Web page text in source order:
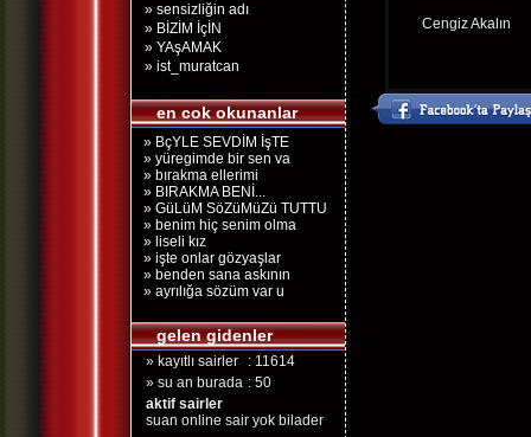
» sensizliğin adı
» BİZİM İçİN
» YAşAMAK
» ist_muratcan
en cok okunanlar
» BçYLE SEVDİM İşTE
» yüregimde bir sen va
» bırakma ellerimi
» BIRAKMA BENİ...
» GüLüM SöZüMüZü TUTTU
» benim hiç senim olma
» liseli kız
» işte onlar gözyaşlar
» benden sana askının
» ayrılığa sözüm var u
gelen gidenler
» kayıtlı sairler
: 11614
» su an burada : 50
aktif sairler
suan online sair yok bilader
Cengiz Akalın